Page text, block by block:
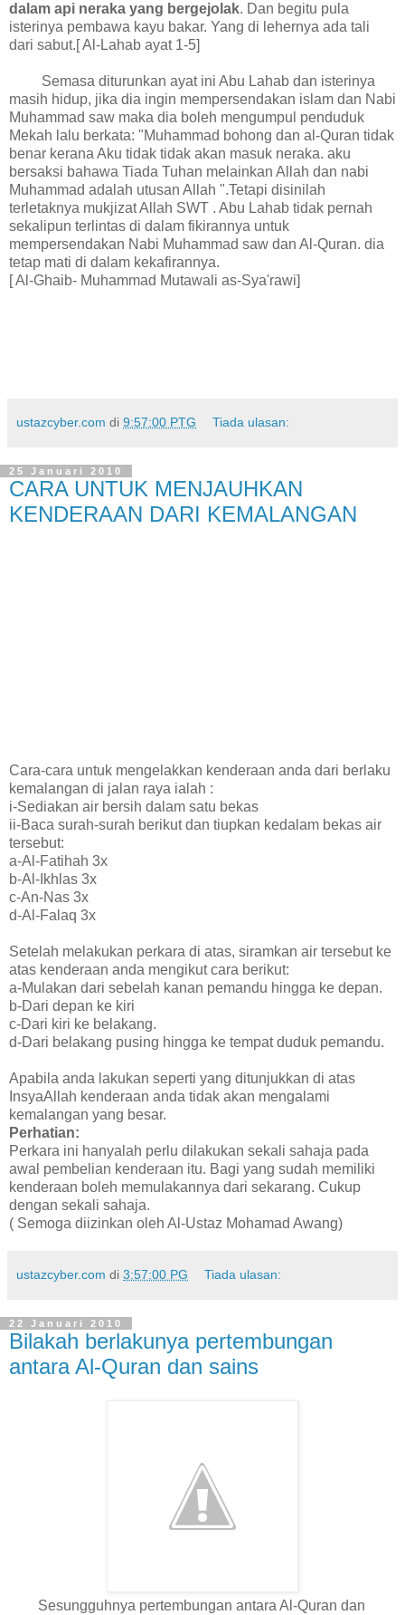
dalam api neraka yang bergejolak. Dan begitu pula
isterinya pembawa kayu bakar. Yang di lehernya ada tali
dari sabut.[ Al-Lahab ayat 1-5]
Semasa diturunkan ayat ini Abu Lahab dan isterinya
masih hidup, jika dia ingin mempersendakan islam dan Nabi
Muhammad saw maka dia boleh mengumpul penduduk
Mekah lalu berkata: "Muhammad bohong dan al-Quran tidak
benar kerana Aku tidak tidak akan masuk neraka. aku
bersaksi bahawa Tiada Tuhan melainkan Allah dan nabi
Muhammad adalah utusan Allah ".Tetapi disinilah
terletaknya mukjizat Allah SWT . Abu Lahab tidak pernah
sekalipun terlintas di dalam fikirannya untuk
mempersendakan Nabi Muhammad saw dan Al-Quran. dia
tetap mati di dalam kekafirannya.
[ Al-Ghaib- Muhammad Mutawali as-Sya'rawi]
ustazcyber.com di 9:57:00 PTG Tiada ulasan:
25 Januari 2010
CARA UNTUK MENJAUHKAN
KENDERAAN DARI KEMALANGAN
Cara-cara untuk mengelakkan kenderaan anda dari berlaku
kemalangan di jalan raya ialah :
i-Sediakan air bersih dalam satu bekas
ii-Baca surah-surah berikut dan tiupkan kedalam bekas air
tersebut:
a-Al-Fatihah 3x
b-Al-Ikhlas 3x
c-An-Nas 3x
d-Al-Falaq 3x
Setelah melakukan perkara di atas, siramkan air tersebut ke
atas kenderaan anda mengikut cara berikut:
a-Mulakan dari sebelah kanan pemandu hingga ke depan.
b-Dari depan ke kiri
c-Dari kiri ke belakang.
d-Dari belakang pusing hingga ke tempat duduk pemandu.
Apabila anda lakukan seperti yang ditunjukkan di atas
InsyaAllah kenderaan anda tidak akan mengalami
kemalangan yang besar.
Perhatian:
Perkara ini hanyalah perlu dilakukan sekali sahaja pada
awal pembelian kenderaan itu. Bagi yang sudah memiliki
kenderaan boleh memulakannya dari sekarang. Cukup
dengan sekali sahaja.
( Semoga diizinkan oleh Al-Ustaz Mohamad Awang)
ustazcyber.com di 3:57:00 PG Tiada ulasan:
22 Januari 2010
Bilakah berlakunya pertembungan
antara Al-Quran dan sains
Sesungguhnya pertembungan antara Al-Quran dan